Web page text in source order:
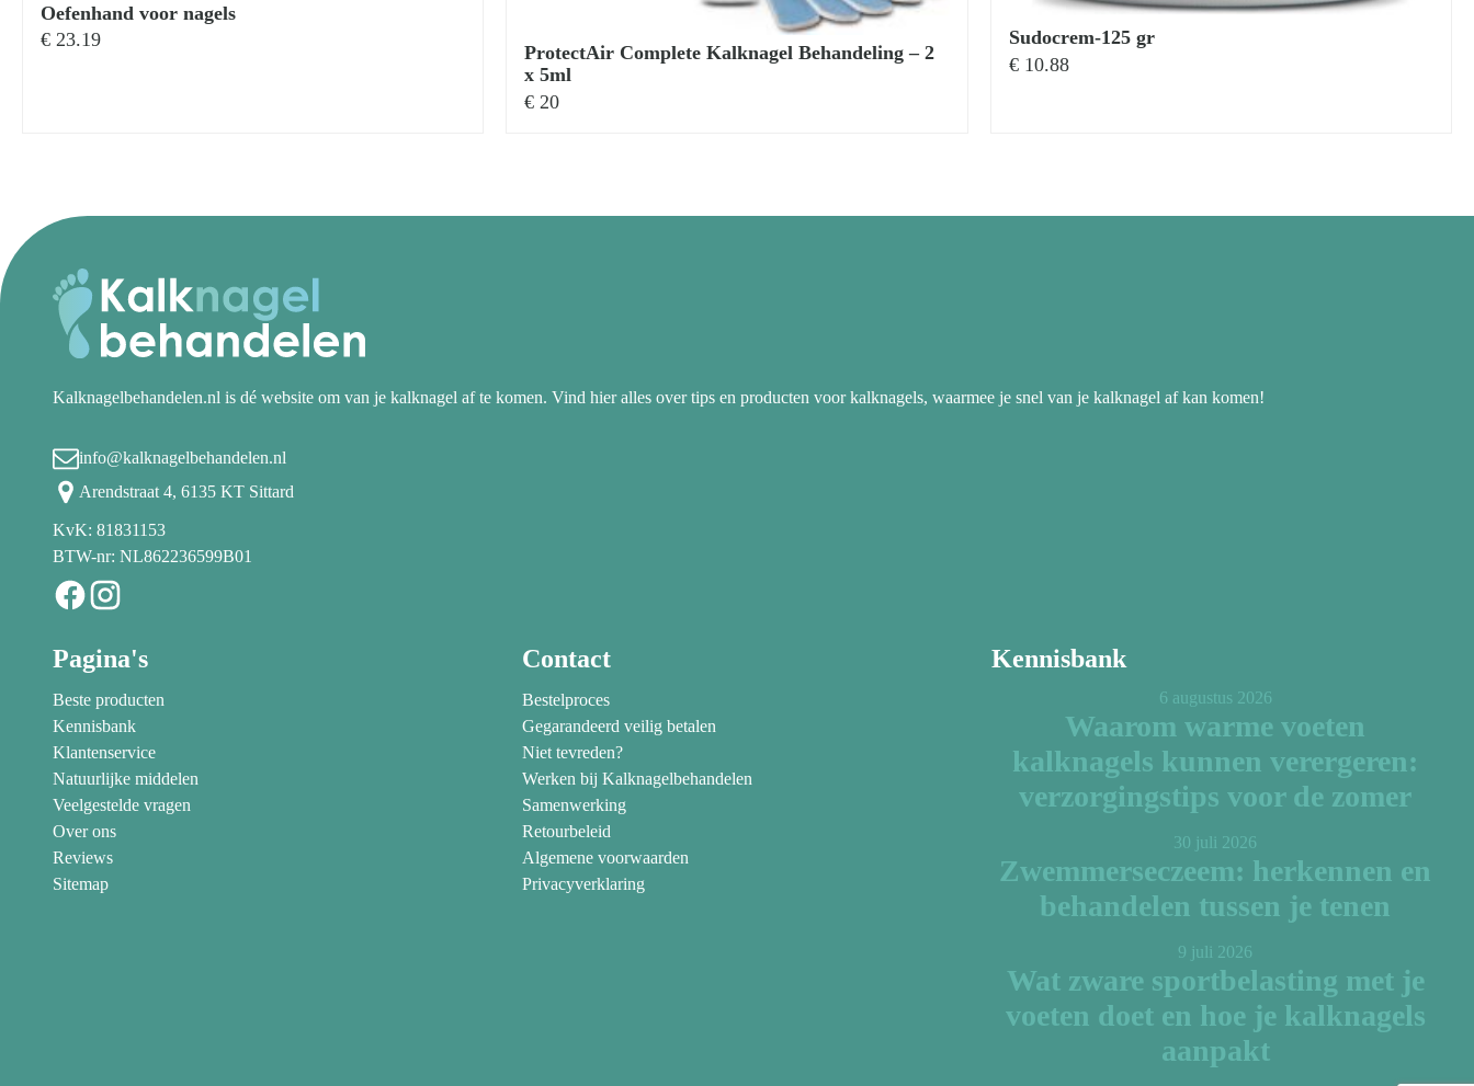
Oefenhand voor nagels
€ 23.19
ProtectAir Complete Kalknagel Behandeling – 2
x 5ml
€ 20
Sudocrem-125 gr
€ 10.88
Kalknagelbehandelen.nl is dé website om van je kalknagel af te komen. Vind hier alles over tips en producten voor kalknagels, waarmee je snel van je kalknagel af kan komen!
info@kalknagelbehandelen.nl
Arendstraat 4, 6135 KT Sittard
KvK: 81831153
BTW-nr: NL862236599B01
Pagina's
Beste producten
Kennisbank
Klantenservice
Natuurlijke middelen
Veelgestelde vragen
Over ons
Reviews
Sitemap
Contact
Bestelproces
Gegarandeerd veilig betalen
Niet tevreden?
Werken bij Kalknagelbehandelen
Samenwerking
Retourbeleid
Algemene voorwaarden
Privacyverklaring
Kennisbank
6 augustus 2026
Waarom warme voeten
kalknagels kunnen verergeren:
verzorgingstips voor de zomer
30 juli 2026
Zwemmerseczeem: herkennen en
behandelen tussen je tenen
9 juli 2026
Wat zware sportbelasting met je
voeten doet en hoe je kalknagels
aanpakt